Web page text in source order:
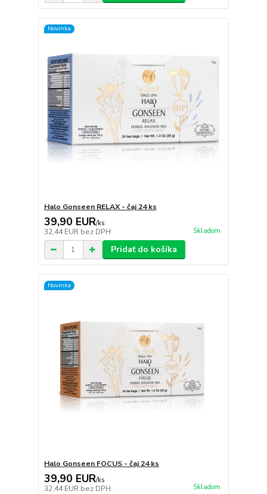
Novinka
Halo Gonseen RELAX - čaj 24 ks
39,90 EUR/ks
32,44 EUR bez DPH Skladom
Pridať do košíka
Novinka
Halo Gonseen FOCUS - čaj 24 ks
39,90 EUR/ks
32,44 EUR bez DPH Skladom